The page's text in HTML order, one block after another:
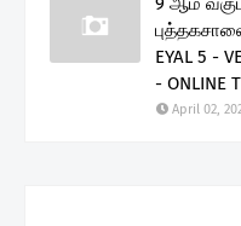
EYAL 5 -
- ONLINE
April 02,